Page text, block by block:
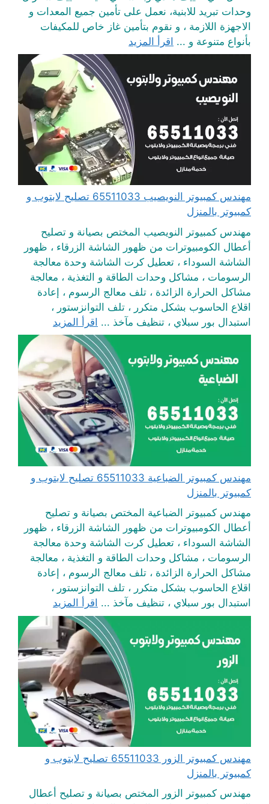
وحدات تبريد للابنية، نعمل على تأمين جميع المعدات و
الاجهزة اللازمة ، و نقوم بتأمين غاز خاص للمكيفات
بأنواع متنوعة و ... اقرأ المزيد
مهندس كمبيوتر النويصيب 65511033 تصليح لابتوب و
كمبيوتر بالمنزل
مهندس كمبيوتر النويصيب المختص بصيانة و تصليح
أعطال الكومبيوترات من ظهور الشاشة الزرقاء ، ظهور
الشاشة السوداء ، تعطيل كرت الشاشة وحدة معالجة
الرسومات ، مشاكل وحدات الطاقة و التغذية ، معالجة
مشاكل الحرارة الزائدة ، تلف معالج الرسوم ، إعادة
اقلاع الحاسوب بشكل متكرر ، تلف التوانزستور ،
استبدال بور سبلاي ، تنظيف مآخذ ... اقرأ المزيد
مهندس كمبيوتر الضباعية 65511033 تصليح لابتوب و
كمبيوتر بالمنزل
مهندس كمبيوتر الضباعية المختص بصيانة و تصليح
أعطال الكومبيوترات من ظهور الشاشة الزرقاء ، ظهور
الشاشة السوداء ، تعطيل كرت الشاشة وحدة معالجة
الرسومات ، مشاكل وحدات الطاقة و التغذية ، معالجة
مشاكل الحرارة الزائدة ، تلف معالج الرسوم ، إعادة
اقلاع الحاسوب بشكل متكرر ، تلف التوانزستور ،
استبدال بور سبلاي ، تنظيف مآخذ ... اقرأ المزيد
مهندس كمبيوتر الزور 65511033 تصليح لابتوب و
كمبيوتر بالمنزل
مهندس كمبيوتر الزور المختص بصيانة و تصليح أعطال